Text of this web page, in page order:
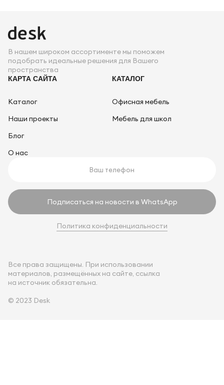
В нашем широком ассортименте мы поможем
подобрать идеальные решения для Вашего
пространства
КАРТА САЙТА
Каталог
Наши проекты
Блог
О нас
КАТАЛОГ
Офисная мебель
Мебель для школ
Подписаться на новости в WhatsApp
Политика конфиденциальности
Все права защищены. При использовании
материалов, размещённых на сайте, ссылка
на источник обязательна.
© 2023 Desk